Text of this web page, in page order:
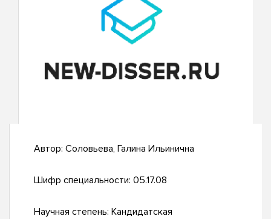
Автор: Соловьева, Галина Ильинична
Шифр специальности: 05.17.08
Научная степень: Кандидатская